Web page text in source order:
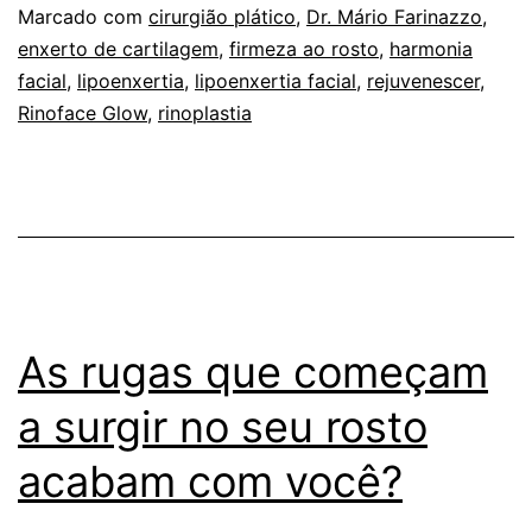
harmoniosos,
ainda
pele
Marcado com cirurgião plático, Dr. Mário Farinazzo,
enxerto de cartilagem, firmeza ao rosto, harmonia
facial, lipoenxertia, lipoenxertia facial, rejuvenescer,
Rinoface Glow, rinoplastia
As rugas que começam
a surgir no seu rosto
acabam com você?